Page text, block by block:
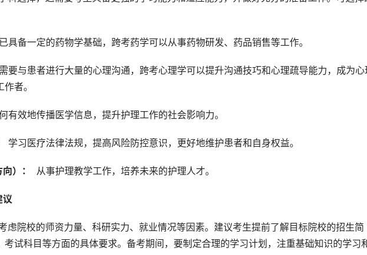
具备一定的药物学基础，跨考药学可以从事药物研发、药品销售等工作。
要与患者进行大量的心理沟通，跨考心理学可以提升沟通技巧和心理疏导能力，成为心
者。
有效地传播医学信息，提升护理工作的社会影响力。
学习医疗法律法规，提高风险防控意识，更好地维护患者和自身权益。
）：
从事护理教学工作，培养未来的护理人才。
议
考试科目等方面的具体要求。备考期间，要制定合理的学习计划，注重基础知识的学习